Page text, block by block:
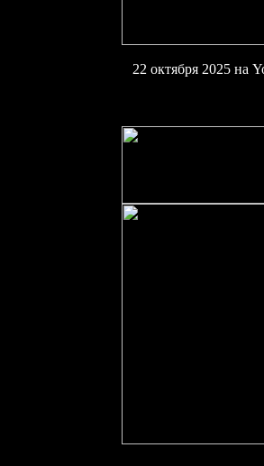
22 октября 2025 на